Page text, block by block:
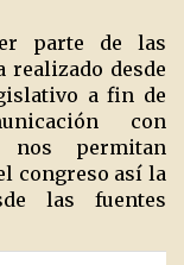
parte de las
realizado desde
a fin de
con
nos permitan
congreso así la
las fuentes